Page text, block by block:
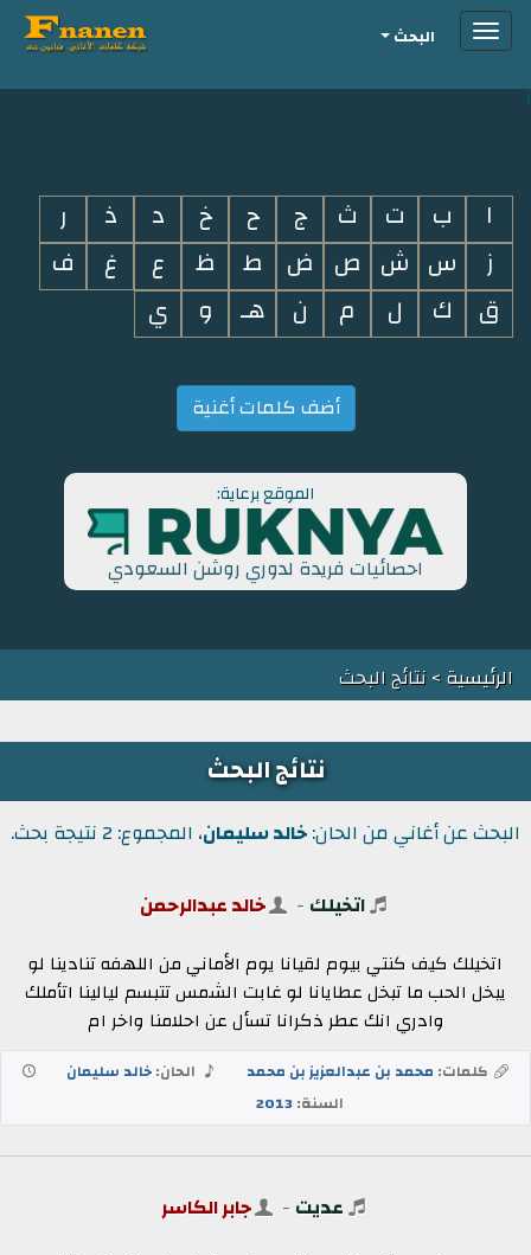
i
Toggleالبحث
ا ب ت ث ج ح خ د ذ
ر
ز
س ش ص ض ط ظ ع غ
ف
ق
ك ل م ن هـ و ي
أضف كلمات أغنية
الموقع برعاية:
احصائيات فريدة لدوري روشن السعودي
الرئيسية> نتائج البحث
نتائج البحث
البحث عن أغاني من الحان:خالد سليمان، المجموع: 2 نتيجة بحث.
اتخيلك - خالد عبدالرحمن
اتخيلك كيف كنتي بيوم لقيانا يوم الأماني من اللهفه تنادينا لو
يبخل الحب ما تبخل عطايانا لو غابت الشمس تتبسم ليالينا اتأملك
وادري انك عطر ذكرانا تسأل عن احلامنا واخر ام
كلمات: محمد بن عبدالعزيز بن محمد الحان:خالد سليمان
السنة:2013
عديت - جابر الكاسر